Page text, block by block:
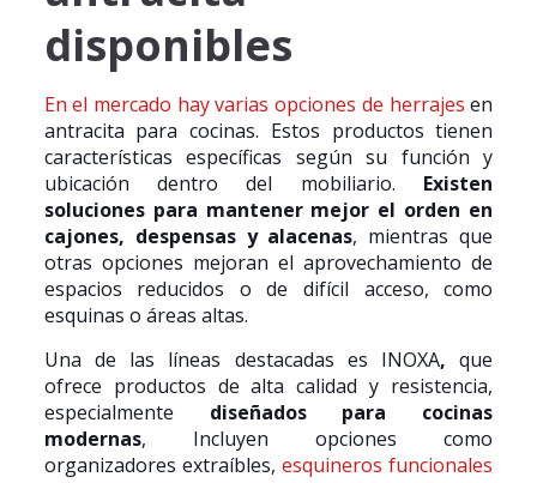
disponibles
En el mercado hay varias opciones de herrajes en
antracita para cocinas. Estos productos tienen
características específicas según su función y
ubicación dentro del mobiliario. Existen
soluciones para mantener mejor el orden en
cajones, despensas y alacenas, mientras que
otras opciones mejoran el aprovechamiento de
espacios reducidos o de difícil acceso, como
esquinas o áreas altas.
Una de las líneas destacadas es INOXA, que
ofrece productos de alta calidad y resistencia,
especialmente diseñados para cocinas
modernas, Incluyen opciones como
organizadores extraíbles,esquineros funcionales